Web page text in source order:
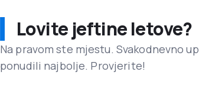
Lovite jeftine letove?
Na pravom ste mjestu. Svakodnevno
ponudili najbolje. Provjerite!